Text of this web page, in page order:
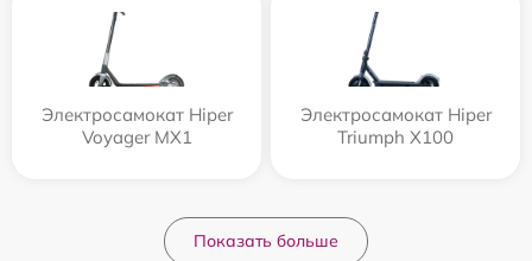
Электросамокат Hiper
Voyager MX1
Электросамокат Hiper
Triumph X100
Показать больше